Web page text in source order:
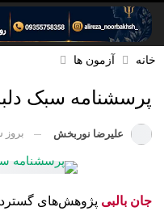
خانه آزمون ‌ها
پرسشنامه سبک
علیرضا نوربخش بروز
جان بالبی پژوهش‌های